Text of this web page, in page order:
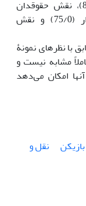
مذاکره‌کننده (90/0)، نقش بازاریاب (86/0)، نقش حقوقدان
(84/0)، سازماندهی‌کننده (79/0)، حسابدار (75/0) و نقش
با نظرهای نمونۀ
مشابه نیست و
امکان می‌دهد
نقل و